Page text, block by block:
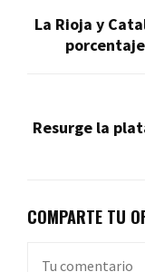
La Rioja y
Resurge la
COMPARTE TU